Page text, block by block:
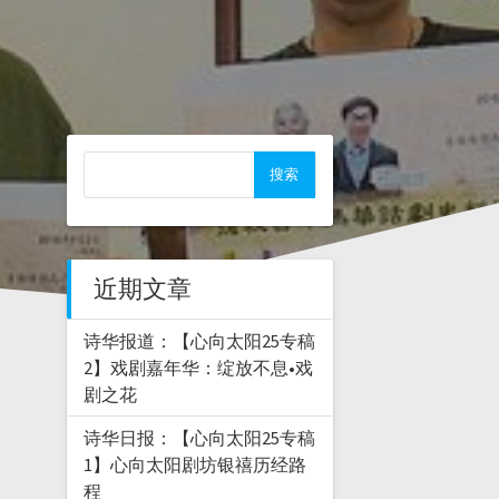
近期文章
诗华报道：【心向太阳25专稿
2】戏剧嘉年华：绽放不息•戏
剧之花
诗华日报：【心向太阳25专稿
1】心向太阳剧坊银禧历经路
程